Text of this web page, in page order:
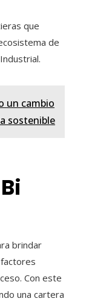
que
de
un cambio
sostenible
brindar
Con este
una cartera